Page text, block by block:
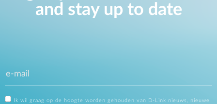
and stay up to date
Ik wil graag op de hoogte worden gehouden van D-Link nieuws, nieuwe